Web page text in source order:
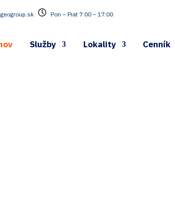
Pon – Piat 7:00 – 17:00
Služby Lokality Cenník